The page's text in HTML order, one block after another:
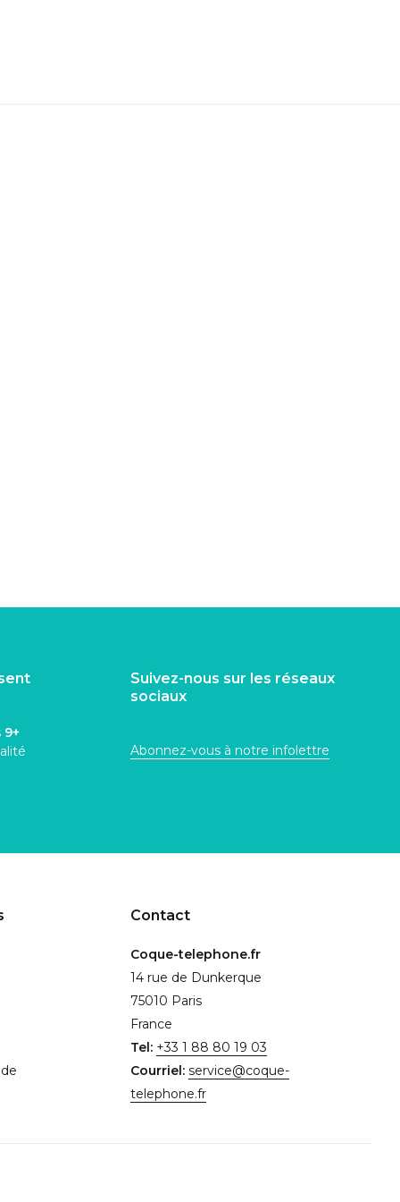
9+
Suivez-nous sur les réseaux
sociaux
Abonnez-vous à notre infolettre
Contact
Coque-telephone.fr
14 rue de Dunkerque
75010 Paris
France
Tel: +33 1 88 80 19 03
Courriel: service@coque-
telephone.fr